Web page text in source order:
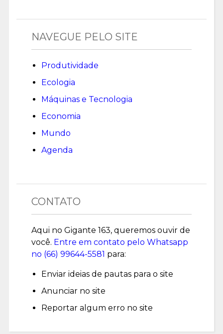
NAVEGUE PELO SITE
Produtividade
Ecologia
Máquinas e Tecnologia
Economia
Mundo
Agenda
CONTATO
Aqui no Gigante 163, queremos ouvir de
você. Entre em contato pelo Whatsapp
no (66) 99644-5581 para:
Enviar ideias de pautas para o site
Anunciar no site
Reportar algum erro no site